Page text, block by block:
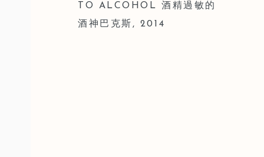
TO ALCOHOL 酒精過敏的
酒神巴克斯 , 2014